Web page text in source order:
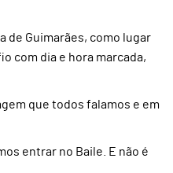
de Guimarães, como lugar
com dia e hora marcada,
que todos falamos e em
entrar no Baile. E não é